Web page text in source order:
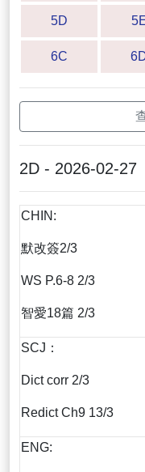
5D
6C
2D - 2026-02-27
CHIN:
默改簽2/3
WS P.6-8 2/3
智愛18篇 2/3
SCJ：
Dict corr 2/3
Redict Ch9 13/3
ENG: